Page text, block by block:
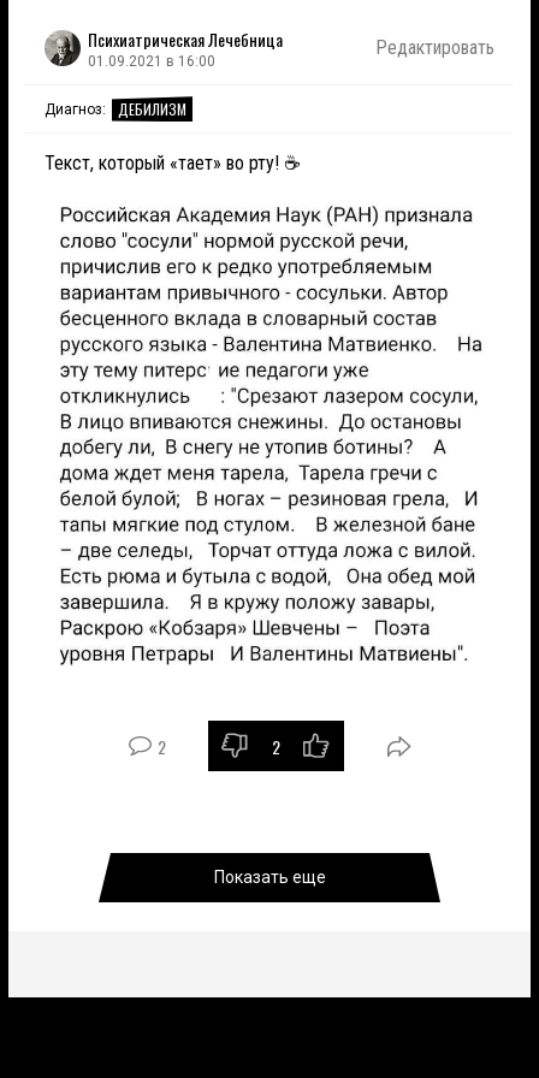
Психиатрическая Лечебница
01.09.2021 в 16:00
Редактировать
Диагноз: ДЕБИЛИЗМ
Текст, который «тает» во рту! ☕️
2 2
Показать еще